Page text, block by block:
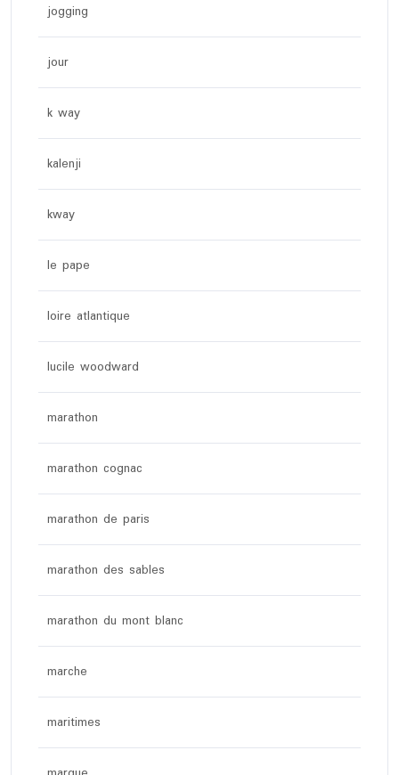
jogging
jour
k way
kalenji
kway
le pape
loire atlantique
lucile woodward
marathon
marathon cognac
marathon de paris
marathon des sables
marathon du mont blanc
marche
maritimes